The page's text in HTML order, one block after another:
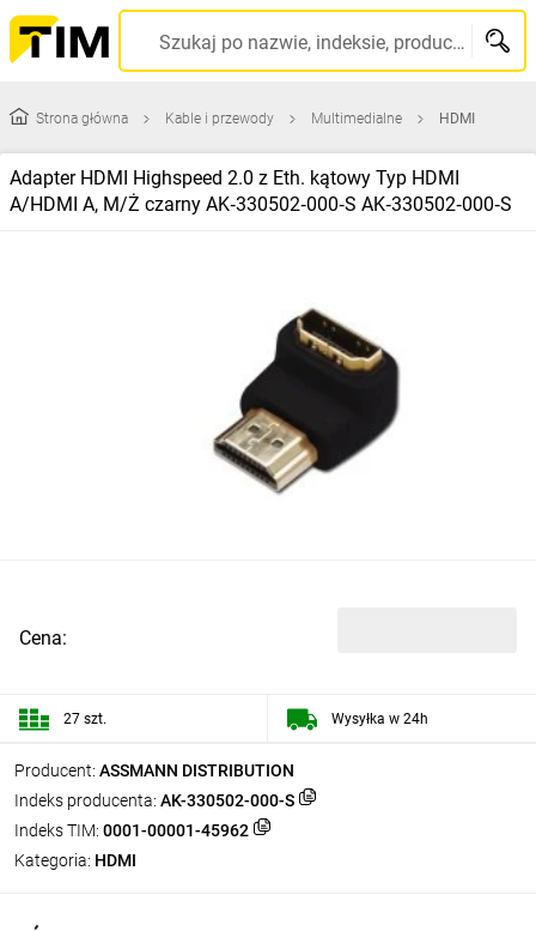
Szukaj po nazwie, indeksie, producencie, kodzie kreskowym...
Strona główna Kable i przewody Multimedialne HDMI
Adapter HDMI Highspeed 2.0 z Eth. kątowy Typ HDMI
A/HDMI A, M/Ż czarny AK‑330502‑000‑S AK‑330502‑000‑S
Producent: ASSMANN DISTRIBUTION
Indeks producenta: AK-330502-000-S
Indeks TIM: 0001-00001-45962
Kategoria: HDMI
Cena:
27 szt. Wysyłka w 24h